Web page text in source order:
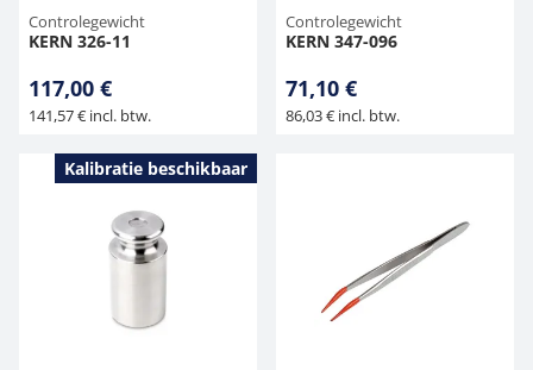
Controlegewicht
KERN 326-11
117,00 €
141,57 € incl. btw.
Controlegewicht
KERN 347-096
71,10 €
86,03 € incl. btw.
Kalibratie beschikbaar